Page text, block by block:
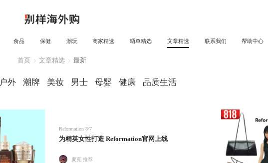
食品 保健 潮玩 商家精选 晒单精选 文章精选 联系我们 帮助中心
文章精选
首页 文章精选 最新
户外 潮牌 美妆 男士 母婴 健康 品质生活
Reformation 8/7
为精英女性打造 Reformation官网上线
麦克 推荐